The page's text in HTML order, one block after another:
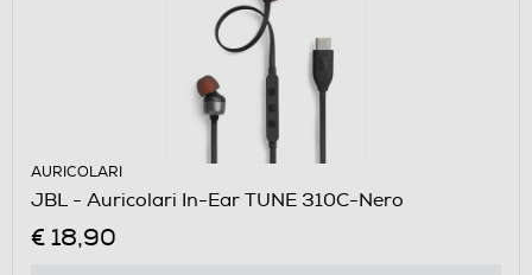
AURICOLARI
JBL - Auricolari In-Ear TUNE 310C-Nero
€ 18,90